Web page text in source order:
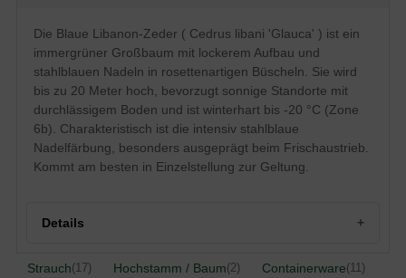
rosettenartigen Büscheln
Frucht
Zapfen, faßförmig, bis zu 8 cm lang und 4
Blüte
Unauffällige Blütenzapfen, einhäusig
getrenntgeschlechtig, Blüte erscheint zum
ersten Mal nach ca. 30 Jahren
Blütezeit
September bis Okotber
Rinde
Junges Geäst kahl bzw. sehr schwach
behaart, Borke schwarzgrau und rissig
Boden
Winterhart
6b (-20,4 bis -17,8°C)
Die Blaue Libanon-Zeder ( Cedrus libani 'Glauca' ) ist ein
immergrüner Großbaum mit lockerem Aufbau und
stahlblauen Nadeln in rosettenartigen Büscheln. Sie wird
bis zu 20 Meter hoch, bevorzugt sonnige Standorte mit
durchlässigem Boden und ist winterhart bis -20 °C (Zone
6b). Charakteristisch ist die intensiv stahlblaue
Nadelfärbung, besonders ausgeprägt beim Frischaustrieb.
Kommt am besten in Einzelstellung zur Geltung.
Details
Herkunft und Besonderheiten der Blauen Libanon-Zeder
Strauch(17) Hochstamm / Baum(2) Containerware(11)